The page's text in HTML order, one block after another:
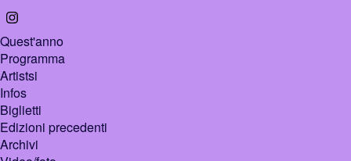
Quest'anno
Programma
Artistsi
Infos
Biglietti
Edizioni precedenti
Archivi